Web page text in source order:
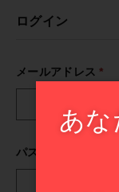
ログイン
メールアドレス*
パスワード
シャ
子カテゴリ
価格帯
あな